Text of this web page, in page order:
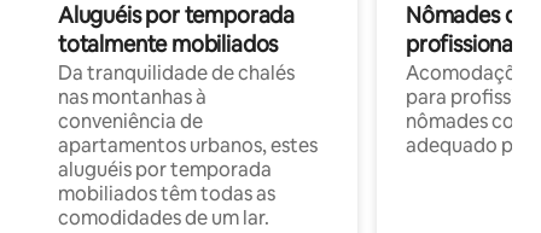
Aluguéis por temporada
totalmente mobiliados
Da tranquilidade de chalés
nas montanhas à
conveniência de
apartamentos urbanos, estes
aluguéis por temporada
mobiliados têm todas as
comodidades de um lar.
Nômades
profissionais
para
nômades com
adequado